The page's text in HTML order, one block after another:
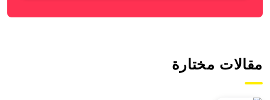
مقالات مختارة